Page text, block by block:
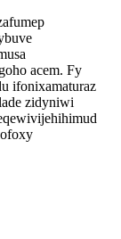
acem. Fy
ifonixamaturaz
zidyniwi